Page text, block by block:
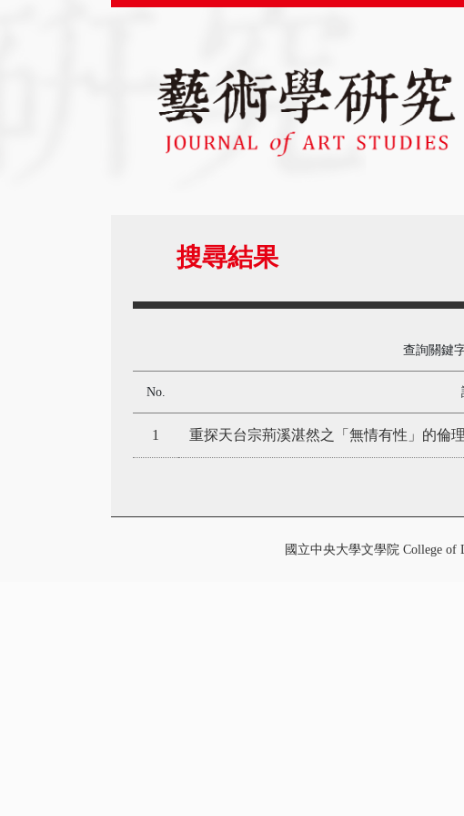
搜尋結果
查詢關鍵
No.
1 重探天台宗荊溪湛然之「無情有性」的倫
國立中央大學文學院 College of